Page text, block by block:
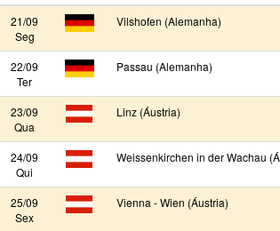
21/09
Seg
Vilshofen (Alemanha)
22/09
Ter
Passau (Alemanha)
23/09
Qua
Linz (Áustria)
24/09
Qui
Weissenkirchen in der Wachau
25/09
Sex
Vienna - Wien (Áustria)